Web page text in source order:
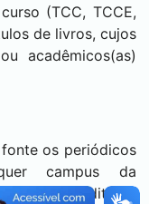
(TCC, TCCE,
de livros, cujos
acadêmicos(as)
os periódicos
campus da
conselho editorial